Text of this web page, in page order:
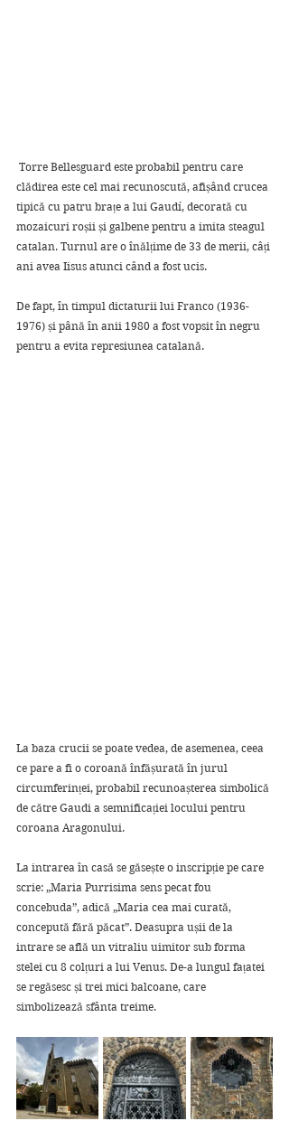
clădirea este cel mai recunoscută, afișând crucea
tipică cu patru brațe a lui Gaudí, decorată cu
mozaicuri roșii și galbene pentru a imita steagul
catalan. Turnul are o înălțime de 33 de merii, câți
ani avea Iisus atunci când a fost ucis.
De fapt, în timpul dictaturii lui Franco (1936-
1976) și până în anii 1980 a fost vopsit în negru
pentru a evita represiunea catalană.
La baza crucii se poate vedea, de asemenea, ceea
ce pare a fi o coroană înfășurată în jurul
circumferinței, probabil recunoașterea simbolică
de către Gaudi a semnificației locului pentru
coroana Aragonului.
La intrarea în casă se găsește o inscripție pe care
scrie: „Maria Purrisima sens pecat fou
concebuda”, adică „Maria cea mai curată,
concepută fără păcat”. Deasupra ușii de la
intrare se află un vitraliu uimitor sub forma
stelei cu 8 colțuri a lui Venus. De-a lungul fațatei
se regăsesc și trei mici balcoane, care
simbolizează sfânta treime.